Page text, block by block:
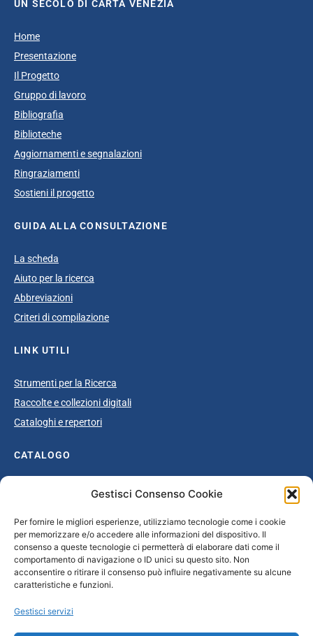
Gestisci Consenso Cookie
Per fornire le migliori esperienze, utilizziamo tecnologie come i cookie
per memorizzare e/o accedere alle informazioni del dispositivo. Il
consenso a queste tecnologie ci permetterà di elaborare dati come il
comportamento di navigazione o ID unici su questo sito. Non
acconsentire o ritirare il consenso può influire negativamente su alcune
caratteristiche e funzioni.
Gestisci servizi
UN SECOLO DI CARTA VENEZIA
Home
Presentazione
Il Progetto
Gruppo di lavoro
Bibliografia
Biblioteche
Aggiornamenti e segnalazioni
Ringraziamenti
Sostieni il progetto
GUIDA ALLA CONSULTAZIONE
La scheda
Aiuto per la ricerca
Abbreviazioni
Criteri di compilazione
LINK UTILI
Strumenti per la Ricerca
Raccolte e collezioni digitali
Cataloghi e repertori
CATALOGO
Catalogo completo
Età giolittiana
Grande Guerra e dopoguerra
Fascismo
Repubblica Sociale Italiana